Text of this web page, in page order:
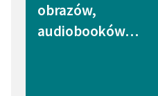
obrazów,
audiobooków…